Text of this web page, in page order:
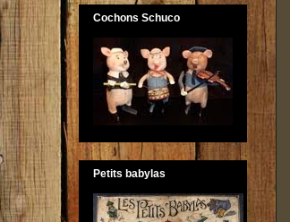
Cochons Schuco
Petits babylas